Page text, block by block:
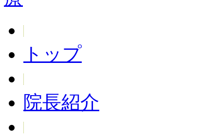
トップ
院長紹介